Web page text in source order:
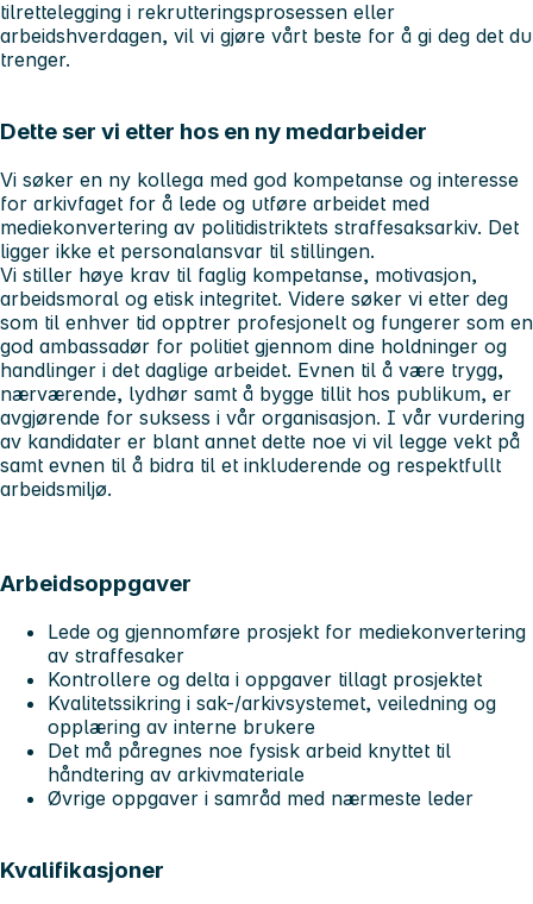
tilrettelegging i rekrutteringsprosessen eller
arbeidshverdagen, vil vi gjøre vårt beste for å gi deg det du
trenger.
Dette ser vi etter hos en ny medarbeider
Vi søker en ny kollega med god kompetanse og interesse
for arkivfaget for å lede og utføre arbeidet med
mediekonvertering av politidistriktets straffesaksarkiv. Det
ligger ikke et personalansvar til stillingen.
Vi stiller høye krav til faglig kompetanse, motivasjon,
arbeidsmoral og etisk integritet. Videre søker vi etter deg
som til enhver tid opptrer profesjonelt og fungerer som en
god ambassadør for politiet gjennom dine holdninger og
handlinger i det daglige arbeidet. Evnen til å være trygg,
nærværende, lydhør samt å bygge tillit hos publikum, er
avgjørende for suksess i vår organisasjon. I vår vurdering
av kandidater er blant annet dette noe vi vil legge vekt på
samt evnen til å bidra til et inkluderende og respektfullt
arbeidsmiljø.
Arbeidsoppgaver
Lede og gjennomføre prosjekt for mediekonvertering
av straffesaker
Kontrollere og delta i oppgaver tillagt prosjektet
Kvalitetssikring i sak-/arkivsystemet, veiledning og
opplæring av interne brukere
Det må påregnes noe fysisk arbeid knyttet til
håndtering av arkivmateriale
Øvrige oppgaver i samråd med nærmeste leder
Kvalifikasjoner